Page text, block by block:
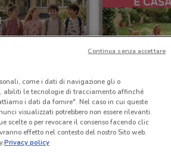
NUOVO
KiK
il 16/08
Progress
come i dati di navigazione gli o
abiliti le tecnologie di tracciamento affinché
i dati da fornire". Nel caso in cui queste
visualizzati potrebbero non essere rilevanti.
scelte o per revocare il consenso facendo clic
effetto nel contesto del nostro Sito web.
Privacy policy
Continua senza accettare